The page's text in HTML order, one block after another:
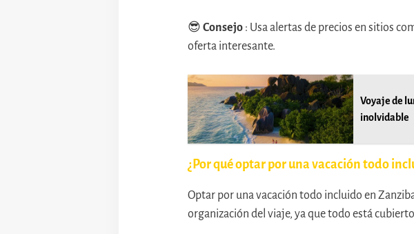
😎 Consejo : Usa alertas de precios en sitios
oferta interesante.
Voyaje de
inolvidable
¿Por qué optar por una vacación todo
Optar por una vacación todo incluido en
organización del viaje, ya que todo está